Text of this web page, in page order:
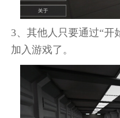
3、其他人只要通过“开
加入游戏了。